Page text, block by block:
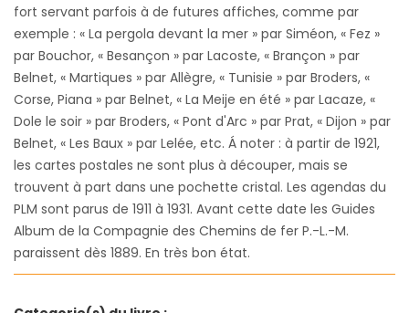
fort servant parfois à de futures affiches, comme par
exemple : « La pergola devant la mer » par Siméon, « Fez »
par Bouchor, « Besançon » par Lacoste, « Brançon » par
Belnet, « Martiques » par Allègre, « Tunisie » par Broders, «
Corse, Piana » par Belnet, « La Meije en été » par Lacaze, «
Dole le soir » par Broders, « Pont d'Arc » par Prat, « Dijon » par
Belnet, « Les Baux » par Lelée, etc. Á noter : à partir de 1921,
les cartes postales ne sont plus à découper, mais se
trouvent à part dans une pochette cristal. Les agendas du
PLM sont parus de 1911 à 1931. Avant cette date les Guides
Album de la Compagnie des Chemins de fer P.-L.-M.
paraissent dès 1889. En très bon état.